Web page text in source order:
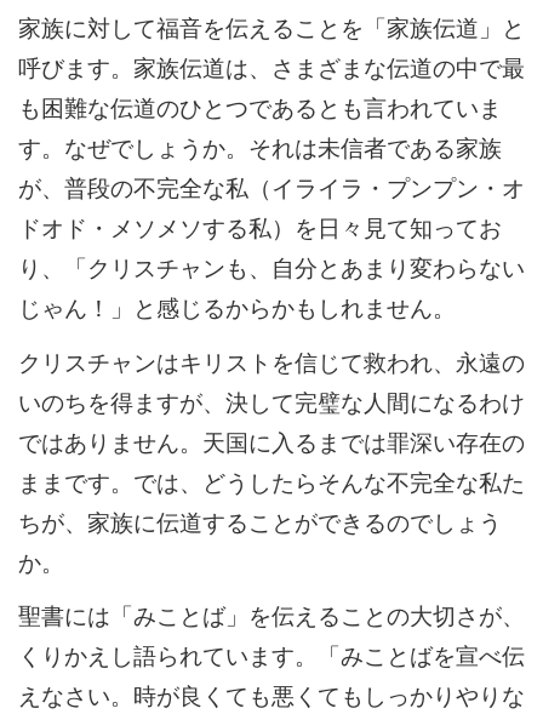
家族に対して福音を伝えることを「家族伝道」と
呼びます。家族伝道は、さまざまな伝道の中で最
も困難な伝道のひとつであるとも言われていま
す。なぜでしょうか。それは未信者である家族
が、普段の不完全な私（イライラ・プンプン・オ
ドオド・メソメソする私）を日々見て知ってお
り、「クリスチャンも、自分とあまり変わらない
じゃん！」と感じるからかもしれません。
クリスチャンはキリストを信じて救われ、永遠の
いのちを得ますが、決して完璧な人間になるわけ
ではありません。天国に入るまでは罪深い存在の
ままです。では、どうしたらそんな不完全な私た
ちが、家族に伝道することができるのでしょう
か。
聖書には「みことば」を伝えることの大切さが、
くりかえし語られています。「みことばを宣べ伝
えなさい。時が良くても悪くてもしっかりやりな